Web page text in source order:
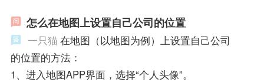
怎么在地图上设置自己公司的位置
一只猫在地图（以地图为例）上设置自己公司
的位置的方法：
1、进入地图APP界面，选择“个人头像”。